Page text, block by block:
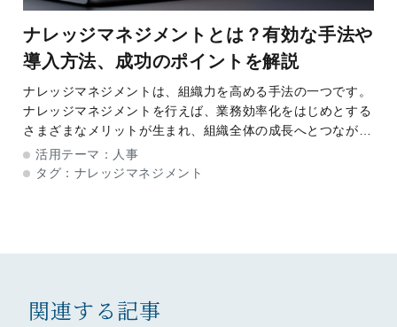
ナレッジマネジメントとは？有効な手法や
導入方法、成功のポイントを解説
ナレッジマネジメントは、組織力を高める手法の一つです。
ナレッジマネジメントを行えば、業務効率化をはじめとする
さまざまなメリットが生まれ、組織全体の成長へとつながり
ます。 本記事では、ナレッジマネジメントの概要ととも
に、よくある失敗例や成功のために意識
活用テーマ： 人事
タグ： ナレッジマネジメント
関連する記事